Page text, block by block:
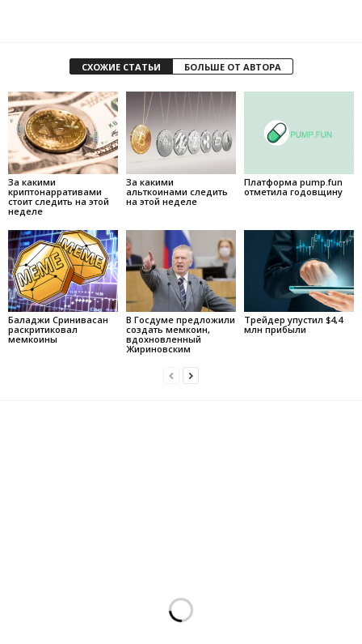
СХОЖИЕ СТАТЬИ БОЛЬШЕ ОТ АВТОРА
За какими
криптонарративами
стоит следить на этой
неделе
За какими
альткоинами следить
на этой неделе
Платформа pump.fun
отметила годовщину
Баладжи Сринивасан
раскритиковал
мемкоины
В Госдуме предложили
создать мемкоин,
вдохновленный
Жириновским
Трейдер упустил $4,4
млн прибыли